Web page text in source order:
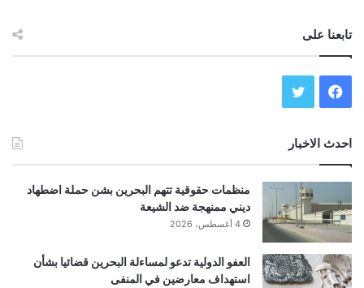
تابعنا على
و
ك
ي
ر
احدث الاخبار
منظمات حقوقية تتهم البحرين بشن حملة اضطهاد
ديني ممنهجة ضد الشيعة
4 أغسطس، 2026
العفو الدولية تدعو لمساءلة البحرين قضائيا بشأن
استهداف معارضين في المنفى